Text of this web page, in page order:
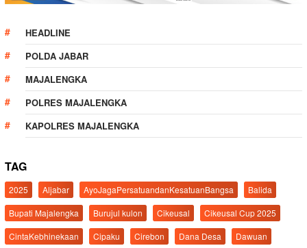
HEADLINE
POLDA JABAR
MAJALENGKA
POLRES MAJALENGKA
KAPOLRES MAJALENGKA
TAG
2025 Aljabar AyoJagaPersatuandanKesatuanBangsa
Balida
Bupati Majalengka
Burujul kulon Cikeusal
Cikeusal Cup 2025
CintaKebhinekaan
Cipaku Cirebon Dana Desa Dawuan